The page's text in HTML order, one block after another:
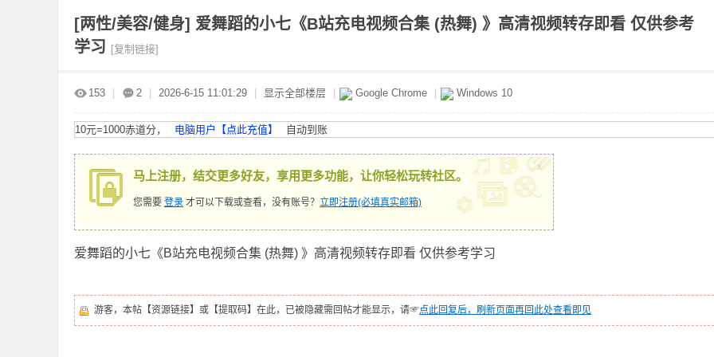
» ›
[两性/美容/健身] 爱舞蹈的小七《B站充电视频合集 (热舞) 》高清视频转存即看 仅供参考
学习 [复制链接]
153 2 2026-6-15 11:01:29 显示全部楼层 Google Chrome Windows 10
10元=1000赤道分， 电脑用户【点此充值】 自动到账
马上注册，结交更多好友，享用更多功能，让你轻松玩转社区。
您需要 登录 才可以下载或查看，没有账号？ 立即注册(必填真实邮箱)
x
爱舞蹈的小七《B站充电视频合集 (热舞) 》高清视频转存即看 仅供参考学习
游客，本帖【资源链接】或【提取码】在此，已被隐藏需回帖才能显示，请☞点此回复后，刷新页面再回此处查看即见